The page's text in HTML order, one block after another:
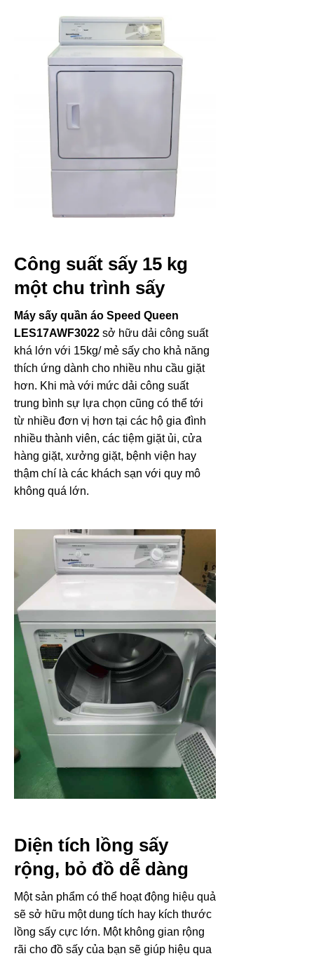
Công suất sấy 15 kg
một chu trình sấy
Máy sấy quần áo Speed Queen
LES17AWF3022 sở hữu dải công suất
khá lớn với 15kg/ mẻ sấy cho khả năng
thích ứng dành cho nhiều nhu cầu giặt
hơn. Khi mà với mức dải công suất
trung bình sự lựa chọn cũng có thể tới
từ nhiều đơn vị hơn tại các hộ gia đình
nhiều thành viên, các tiệm giặt ủi, cửa
hàng giặt, xưởng giặt, bệnh viện hay
thậm chí là các khách sạn với quy mô
không quá lớn.
Diện tích lồng sấy
rộng, bỏ đồ dễ dàng
Một sản phẩm có thể hoạt động hiệu quả
sẽ sở hữu một dung tích hay kích thước
lồng sấy cực lớn. Một không gian rộng
rãi cho đồ sấy của bạn sẽ giúp hiệu qua